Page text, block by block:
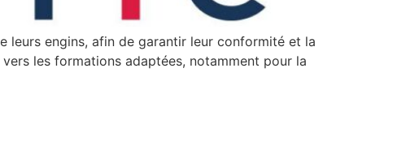
leurs engins, afin de garantir leur conformité et la
les formations adaptées, notamment pour la